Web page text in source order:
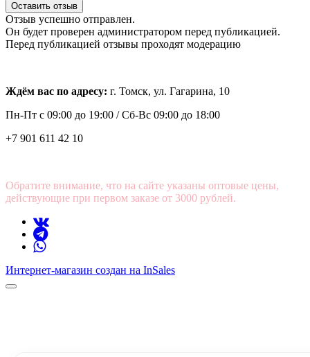
Оставить отзыв
Отзыв успешно отправлен.
Он будет проверен администратором перед публикацией.
Перед публикацией отзывы проходят модерацию
Ждём вас по адресу: г. Томск, ул. Гагарина, 10
Пн-Пт с 09:00 до 19:00 /Сб-Вс 09:00 до 18:00
+7 901 611 42 10
Обратите внимание, что на сайте указаны оптовые цены,
действующие при первом заказе от 3000 рублей.
Интернет-магазин создан на InSales